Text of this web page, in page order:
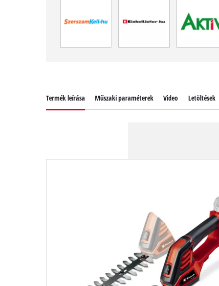
Termék leírása Műszaki paraméterek Video Letöltések